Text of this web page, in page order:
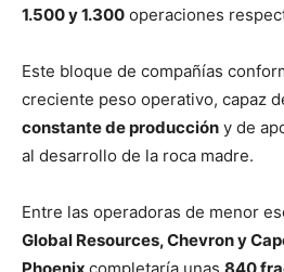
1.500 y 1.300 operaciones
Este bloque de compañías
creciente peso operativo, capaz
constante de producción y de
al desarrollo de la roca madre.
Entre las operadoras de menor
Global Resources, Chevron y